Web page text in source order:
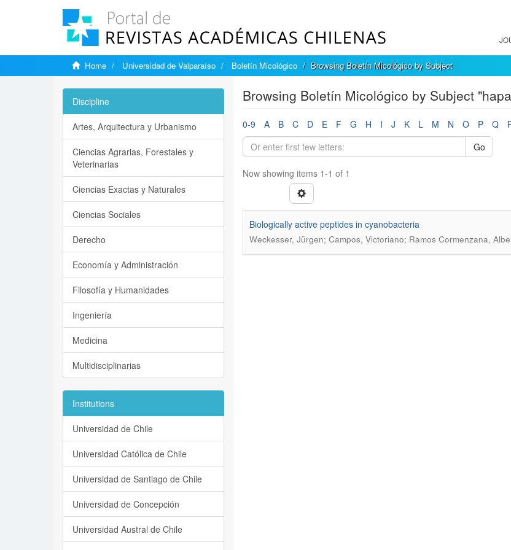
Home Universidad de Valparaíso Boletín Micológico Browsing Boletín Micológico by Subject
Browsing Boletín Micológico by Subject
0-9 A B C D E F G H I J K L M N O P Q
Go
Now showing items 1-1 of 1
Biologically active peptides in cyanobacteria
Weckesser, Jürgen; Campos, Victoriano; Ramos Cormenzana,
Discipline
Artes, Arquitectura y Urbanismo
Ciencias Agrarias, Forestales y
Veterinarias
Ciencias Exactas y Naturales
Ciencias Sociales
Derecho
Economía y Administración
Filosofía y Humanidades
Ingeniería
Medicina
Multidisciplinarias
Institutions
Universidad de Chile
Universidad Católica de Chile
Universidad de Santiago de Chile
Universidad de Concepción
Universidad Austral de Chile